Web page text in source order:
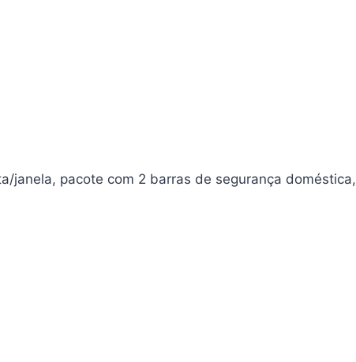
janela, pacote com 2 barras de segurança doméstica,